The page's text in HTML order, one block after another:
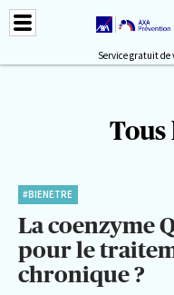
Service gratuit
Tous
#BIENETRE
La coenzyme
pour le
chronique ?